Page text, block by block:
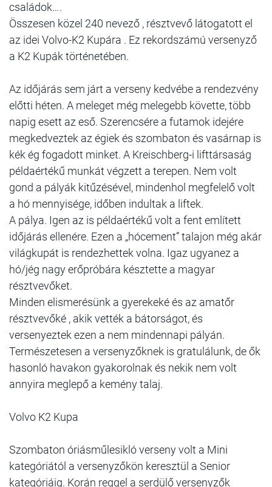
családok….
Összesen közel 240 nevező , résztvevő látogatott el
az idei Volvo-K2 Kupára . Ez rekordszámú versenyző
a K2 Kupák történetében.
Az időjárás sem járt a verseny kedvébe a rendezvény
előtti héten. A meleget még melegebb követte, több
napig esett az eső. Szerencsére a futamok idejére
megkedveztek az égiek és szombaton és vasárnap is
kék ég fogadott minket. A Kreischberg-i lifttársaság
példaértékű munkát végzett a terepen. Nem volt
gond a pályák kitűzésével, mindenhol megfelelő volt
a hó mennyisége, időben indultak a liftek.
A pálya. Igen az is példaértékű volt a fent említett
időjárás ellenére. Ezen a „hócement” talajon még akár
világkupát is rendezhettek volna. Igaz ugyanez a
hó/jég nagy erőpróbára késztette a magyar
résztvevőket.
Minden elismerésünk a gyerekeké és az amatőr
résztvevőké , akik vették a bátorságot, és
versenyeztek ezen a nem mindennapi pályán.
Természetesen a versenyzőknek is gratulálunk, de ők
hasonló havakon gyakorolnak és nekik nem volt
annyira meglepő a kemény talaj.
Volvo K2 Kupa
Szombaton óriásműlesikló verseny volt a Mini
kategóriától a versenyzőkön keresztül a Senior
kategóriáig. Korán reggel a serdülő versenyzők